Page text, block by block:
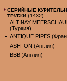
СЕРИЙНЫЕ
ТРУБКИ (1432)
ALTINAY
(Турция)
ANTIQUE PIPES
ASHTON (Англия)
BBB (Англия)